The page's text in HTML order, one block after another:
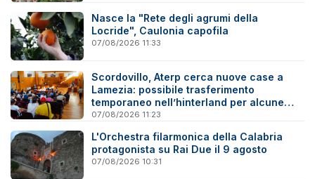
Nasce la "Rete degli agrumi della
Locride", Caulonia capofila
07/08/2026 11:33
Scordovillo, Aterp cerca nuove case a
Lamezia: possibile trasferimento
temporaneo nell’hinterland per alcune
famiglie
07/08/2026 11:23
L'Orchestra filarmonica della Calabria
protagonista su Rai Due il 9 agosto
07/08/2026 10:31